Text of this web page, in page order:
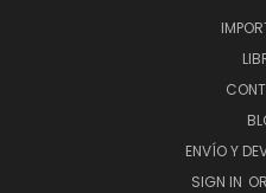
ENVÍO Y
SIGN IN OR